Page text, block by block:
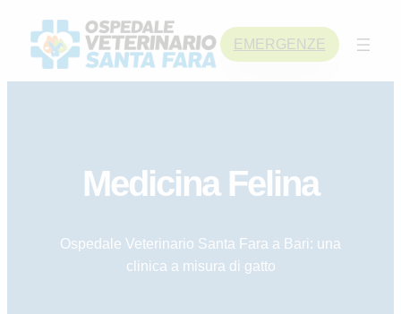
content
EMERGENZE
Medicina Felina
Ospedale Veterinario Santa Fara a Bari: una
clinica a misura di gatto